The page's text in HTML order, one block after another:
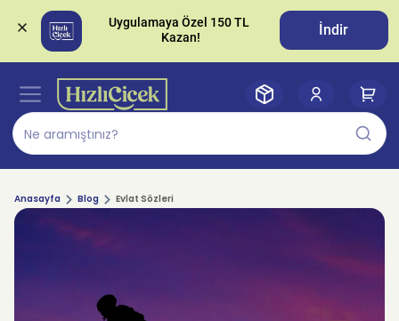
Uygulamaya Özel 150 TL
İndir
Anasayfa Blog Evlat Sözleri